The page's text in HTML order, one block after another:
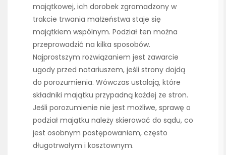
majątkowej, ich dorobek zgromadzony w
trakcie trwania małżeństwa staje się
majątkiem wspólnym. Podział ten można
przeprowadzić na kilka sposobów.
Najprostszym rozwiązaniem jest zawarcie
ugody przed notariuszem, jeśli strony dojdą
do porozumienia. Wówczas ustalają, które
składniki majątku przypadną każdej ze stron.
Jeśli porozumienie nie jest możliwe, sprawę o
podział majątku należy skierować do sądu, co
jest osobnym postępowaniem, często
długotrwałym i kosztownym.